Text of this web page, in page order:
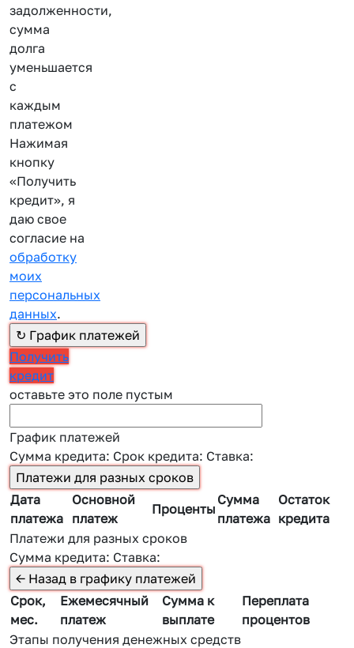
задолженности,
сумма
долга
уменьшается
с
каждым
платежом
Нажимая
кнопку
«Получить
кредит», я
даю свое
согласие на
обработку
моих
персональных
данных.
Получить
кредит
оставьте это поле пустым
График платежей
Сумма кредита: Срок кредита: Ставка:
Дата
платежа
Основной
платеж
Проценты
Сумма
платежа
Остаток
кредита
Платежи для разных сроков
Сумма кредита: Ставка:
Срок,
мес.
Ежемесячный
платеж
Сумма к
выплате
Переплата
процентов
Этапы получения денежных средств